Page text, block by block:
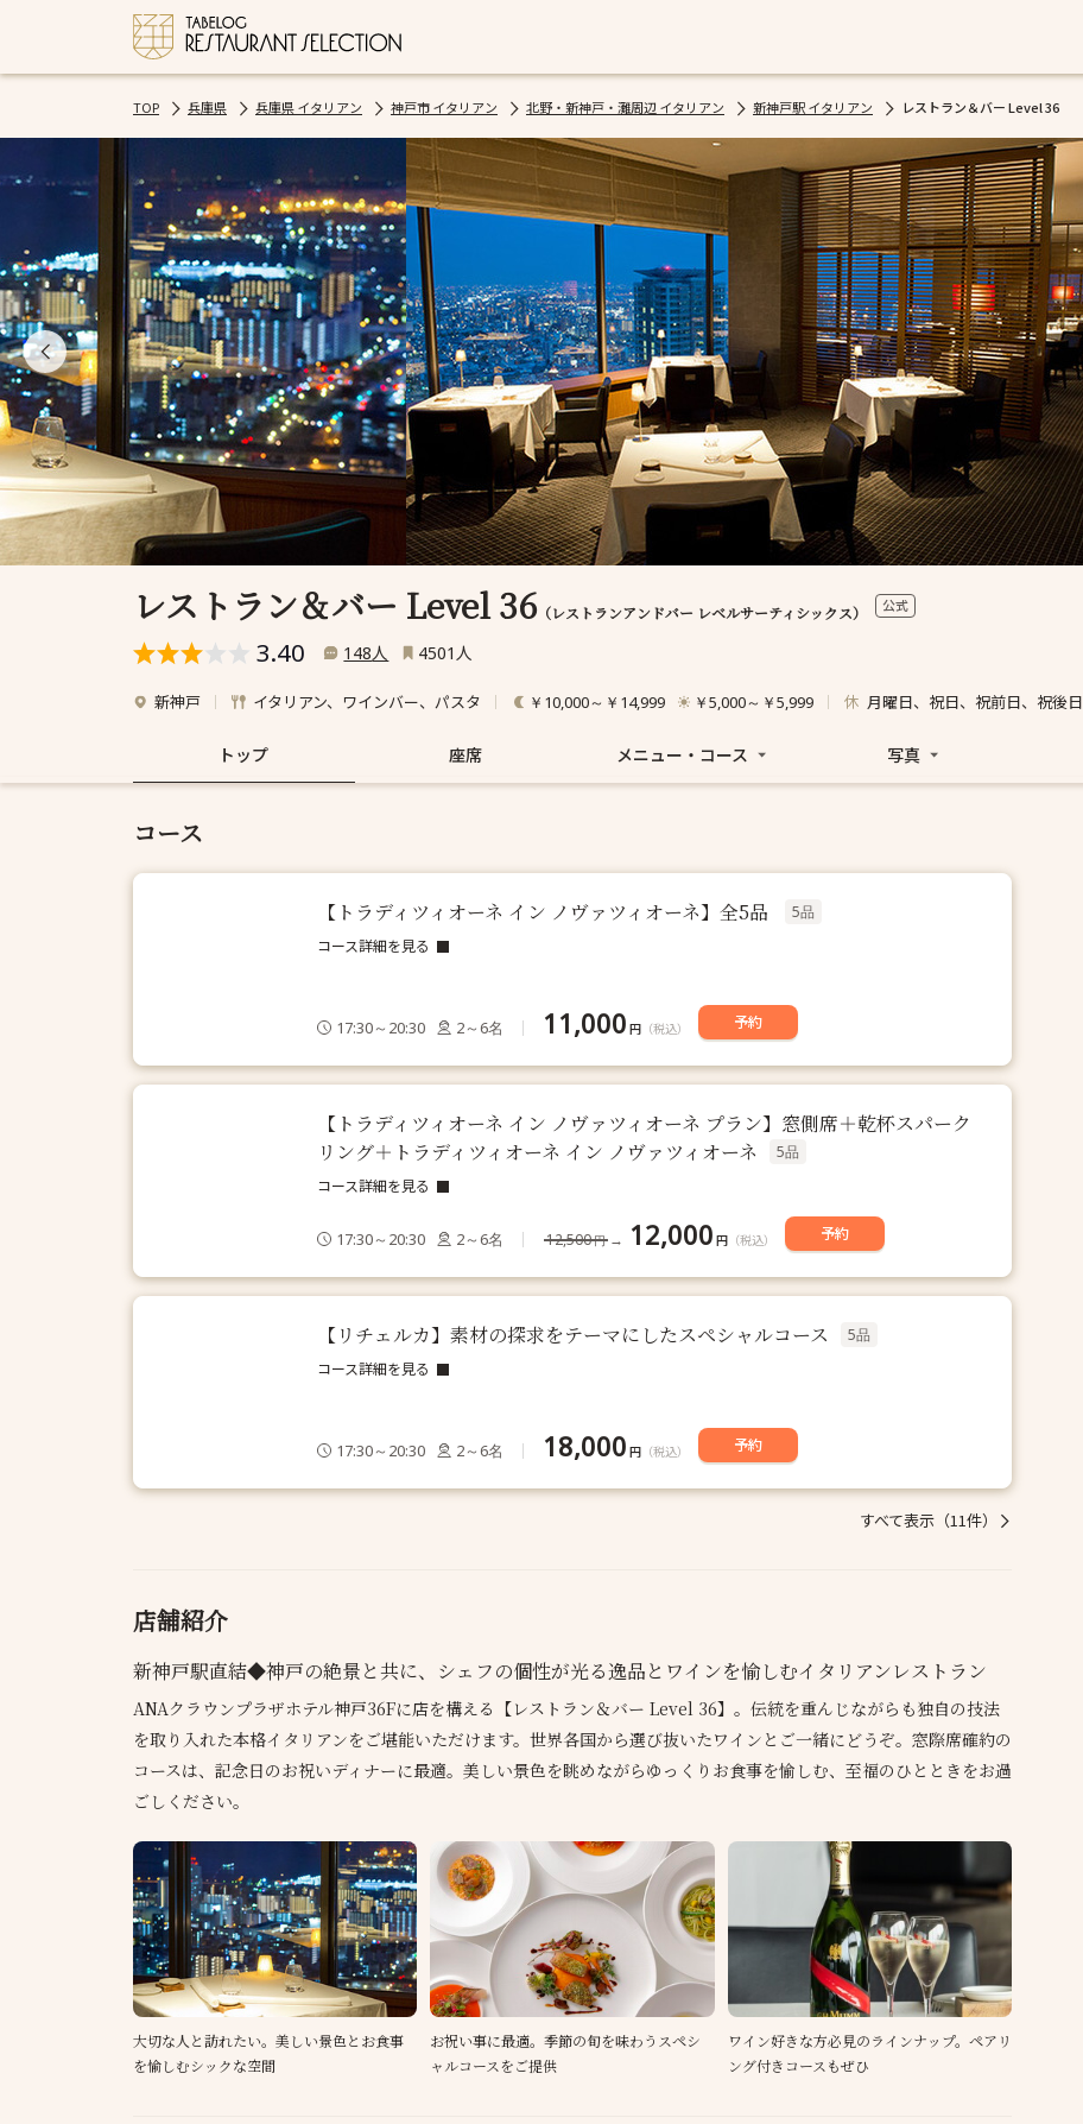
TOP 兵庫県 兵庫県 イタリアン 神戸市 イタリアン 北野・新神戸・灘周辺 イタリアン 新神戸駅 イタリアン レストラン＆バー Level 36
レストラン＆バー Level 36（レストランアンドバー レベルサーティシックス） 公式
3.40 148人 4501人
新神戸 イタリアン、ワインバー、パスタ ￥10,000～￥14,999 ￥5,000～￥5,999 休 月曜日、祝日、祝前日、祝後日
トップ 座席 メニュー・コース 写真
コース
【トラディツィオーネ イン ノヴァツィオーネ】全5品
5品
コース詳細を見る
17:30～20:30 2～6名 11,000 円 （税込） 予約
【トラディツィオーネ イン ノヴァツィオーネ プラン】窓側席＋乾杯スパーク
リング＋トラディツィオーネ イン ノヴァツィオーネ
5品
コース詳細を見る
17:30～20:30 2～6名 12,500円→ 12,000 円 （税込） 予約
【リチェルカ】素材の探求をテーマにしたスペシャルコース
5品
コース詳細を見る
17:30～20:30 2～6名 18,000 円 （税込） 予約
すべて表示（11件）
店舗紹介
新神戸駅直結◆神戸の絶景と共に、シェフの個性が光る逸品とワインを愉しむイタリアンレストラン
ANAクラウンプラザホテル神戸36Fに店を構える【レストラン＆バー Level 36】。伝統を重んじながらも独自の技法
を取り入れた本格イタリアンをご堪能いただけます。世界各国から選び抜いたワインとご一緒にどうぞ。窓際席確約の
コースは、記念日のお祝いディナーに最適。美しい景色を眺めながらゆっくりお食事を愉しむ、至福のひとときをお過
ごしください。
大切な人と訪れたい。美しい景色とお食事
を愉しむシックな空間
お祝い事に最適。季節の旬を味わうスペシ
ャルコースをご提供
ワイン好きな方必見のラインナップ。ペアリ
ング付きコースもぜひ